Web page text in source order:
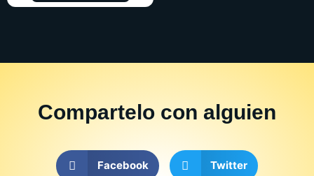
Compartelo con alguien
Facebook Twitter